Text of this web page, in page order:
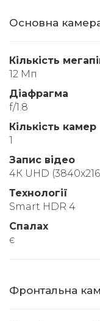
Основна
Кількість
12 Мп
Діафрагма
f/1.8
Кількість камер
1
Запис відео
4К UHD
Технології
Smart HDR 4
Спалах
є
Фронтальна